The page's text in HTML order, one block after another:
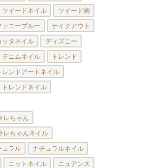
ツイードネイル ツイード柄
ァニーブルー テイクアウト
ッタネイル ディズニー
デニムネイル トレンド
レンドアートネイル
トレンドネイル
レちゃん
レちゃんネイル
ュラル ナチュラルネイル
ニットネイル ニュアンス